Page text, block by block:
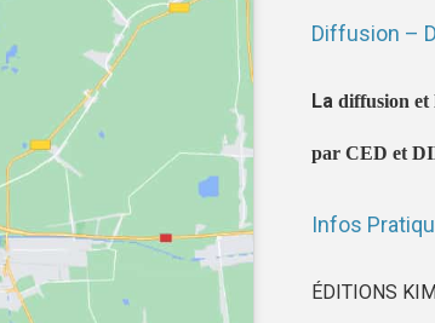
Diffusion –
La diffusion et
par CED et
Infos
ÉDITIONS